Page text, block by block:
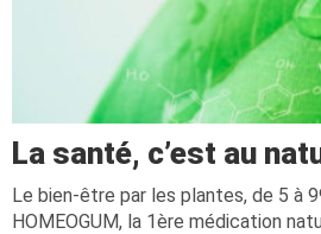
La santé, c’est au
Le bien-être par les plantes, de 5 à
HOMEOGUM, la 1ère médication